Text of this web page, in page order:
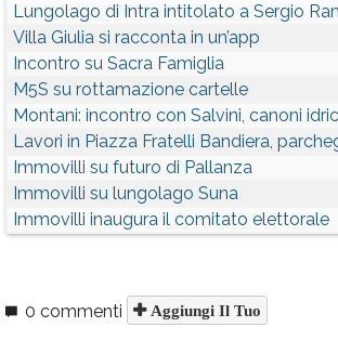
Lungolago di Intra intitolato a Sergio
Villa Giulia si racconta in un’app
Incontro su Sacra Famiglia
M5S su rottamazione cartelle
Montani: incontro con Salvini, canoni
Lavori in Piazza Fratelli Bandiera,
Immovilli su futuro di Pallanza
Immovilli su lungolago Suna
Immovilli inaugura il comitato elettorale
0 commenti Aggiungi Il Tuo